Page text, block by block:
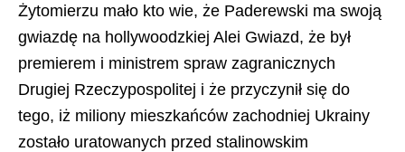
Żytomierzu mało kto wie, że Paderewski ma swoją
gwiazdę na hollywoodzkiej Alei Gwiazd, że był
premierem i ministrem spraw zagranicznych
Drugiej Rzeczypospolitej i że przyczynił się do
tego, iż miliony mieszkańców zachodniej Ukrainy
zostało uratowanych przed stalinowskim